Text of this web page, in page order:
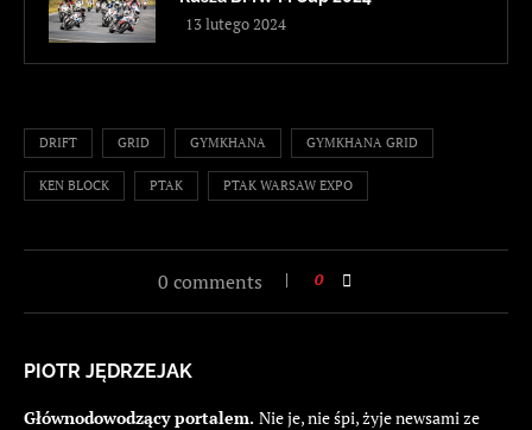
13 lutego 2024
DRIFT GRID GYMKHANA GYMKHANA GRID
KEN BLOCK PTAK PTAK WARSAW EXPO
0 comments 0
PIOTR JĘDRZEJAK
Głównodowodzący portalem. Nie je, nie śpi, żyje newsami ze